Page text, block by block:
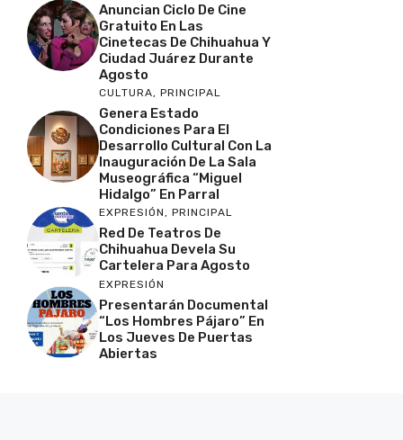
Anuncian Ciclo De Cine
Gratuito En Las
Cinetecas De Chihuahua Y
Ciudad Juárez Durante
Agosto
CULTURA, PRINCIPAL
Genera Estado
Condiciones Para El
Desarrollo Cultural Con La
Inauguración De La Sala
Museográfica “Miguel
Hidalgo” En Parral
EXPRESIÓN, PRINCIPAL
Red De Teatros De
Chihuahua Devela Su
Cartelera Para Agosto
EXPRESIÓN
Presentarán Documental
“Los Hombres Pájaro” En
Los Jueves De Puertas
Abiertas